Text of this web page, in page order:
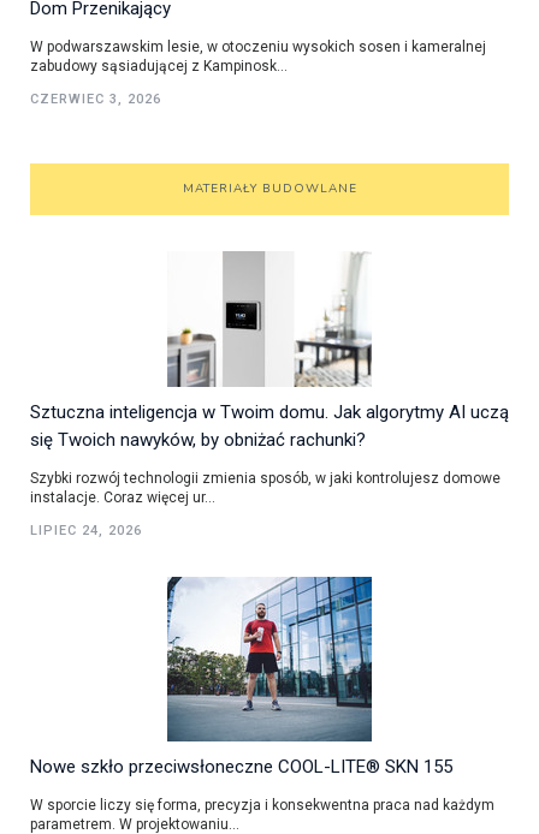
Dom Przenikający
W podwarszawskim lesie, w otoczeniu wysokich sosen i kameralnej
zabudowy sąsiadującej z Kampinosk...
CZERWIEC 3, 2026
MATERIAŁY BUDOWLANE
Sztuczna inteligencja w Twoim domu. Jak algorytmy AI uczą
się Twoich nawyków, by obniżać rachunki?
Szybki rozwój technologii zmienia sposób, w jaki kontrolujesz domowe
instalacje. Coraz więcej ur...
LIPIEC 24, 2026
Nowe szkło przeciwsłoneczne COOL-LITE® SKN 155
W sporcie liczy się forma, precyzja i konsekwentna praca nad każdym
parametrem. W projektowaniu...